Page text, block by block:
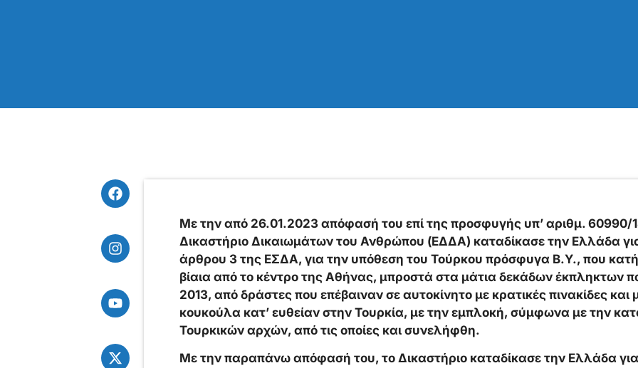
Με την από 26.01.2023 απόφασή του επί της προσφυγής υπ’ αριθμ. 60990/
Δικαστήριο Δικαιωμάτων του Ανθρώπου (ΕΔΔΑ) καταδίκασε την Ελλάδα
άρθρου 3 της ΕΣΔΑ, για την υπόθεση του Τούρκου πρόσφυγα Β.Y., που
βίαια από το κέντρο της Αθήνας, μπροστά στα μάτια δεκάδων έκπληκτων
2013, από δράστες που επέβαιναν σε αυτοκίνητο με κρατικές πινακίδες
κουκούλα κατ’ ευθείαν στην Τουρκία, με την εμπλοκή, σύμφωνα με την
Τουρκικών αρχών, από τις οποίες και συνελήφθη.
Με την παραπάνω απόφασή του, το Δικαστήριο καταδίκασε την Ελλάδα